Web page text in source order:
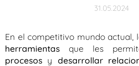
31.05.2024
En el competitivo mundo actual,
herramientas que les
procesos y desarrollar